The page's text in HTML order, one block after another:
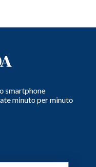
smartphone
minuto per minuto